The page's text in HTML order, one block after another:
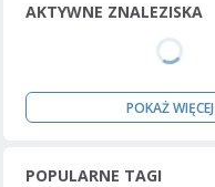
AKTYWNE ZNALEZISKA
POKAŻ WIĘCEJ
POPULARNE TAGI